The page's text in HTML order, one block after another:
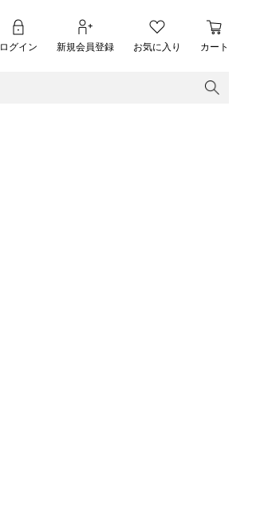
ログイン 新規会員登録 お気に入り カート